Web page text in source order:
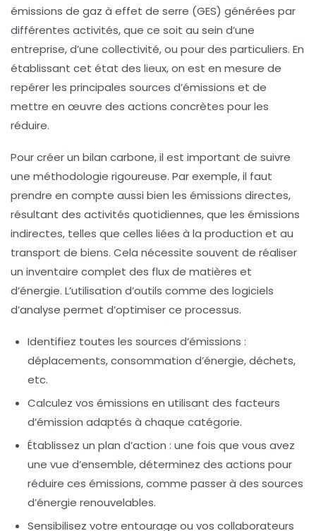
émissions de gaz à effet de serre (GES) générées par
différentes activités, que ce soit au sein d’une
entreprise, d’une collectivité, ou pour des particuliers. En
établissant cet état des lieux, on est en mesure de
repérer les principales sources d’émissions et de
mettre en œuvre des actions concrètes pour les
réduire.
Pour créer un bilan carbone, il est important de suivre
une méthodologie rigoureuse. Par exemple, il faut
prendre en compte aussi bien les émissions directes,
résultant des activités quotidiennes, que les émissions
indirectes, telles que celles liées à la production et au
transport de biens. Cela nécessite souvent de réaliser
un inventaire complet des flux de matières et
d’énergie. L’utilisation d’outils comme des logiciels
d’analyse permet d’optimiser ce processus.
Identifiez toutes les sources d’émissions :
déplacements, consommation d’énergie, déchets,
etc.
Calculez vos émissions en utilisant des facteurs
d’émission adaptés à chaque catégorie.
Établissez un plan d’action : une fois que vous avez
une vue d’ensemble, déterminez des actions pour
réduire ces émissions, comme passer à des sources
d’énergie renouvelables.
Sensibilisez votre entourage ou vos collaborateurs